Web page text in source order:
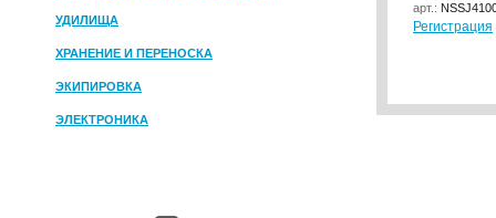
УДИЛИЩА
ХРАНЕНИЕ И ПЕРЕНОСКА
ЭКИПИРОВКА
ЭЛЕКТРОНИКА
арт.:
Регистрация